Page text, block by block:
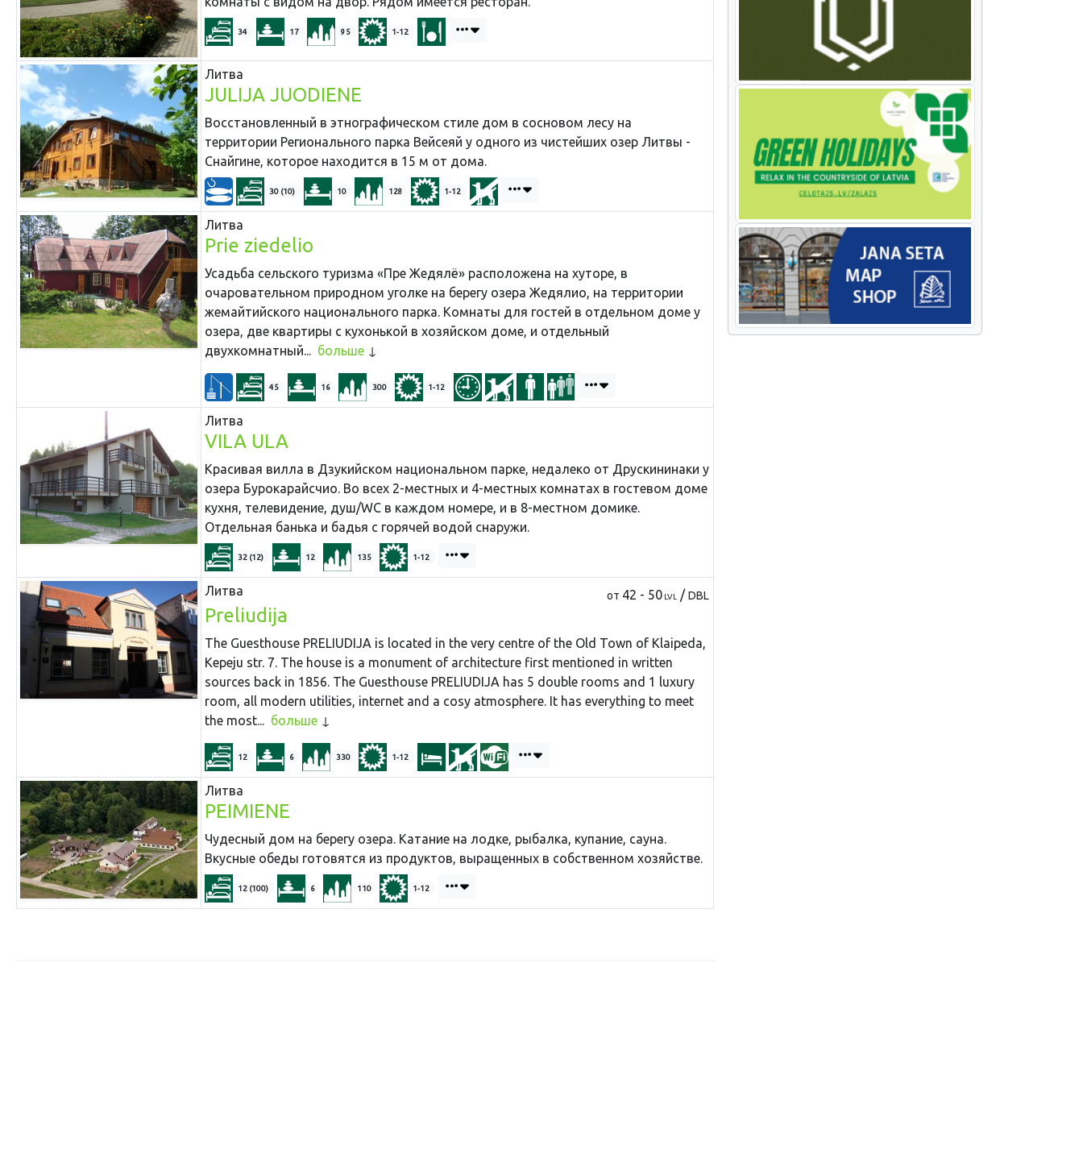
34 17 95 1-12
Литва
JULIJA JUODIENE
Восстановленный в этнографическом стиле дом в сосновом лесу на
территории Регионального парка Вейсеяй у одного из чистейших озер Литвы -
Снайгине, которое находится в 15 м от дома.
30 (10) 10 128 1-12
Литва
Prie ziedelio
Усадьба сельского туризма «Пре Жедялё» расположена на хуторе, в
очаровательном природном уголке на берегу озера Жедялио, на территории
жемайтийского национального парка. Комнаты для гостей в отдельном доме у
озера, две квартиры с кухонькой в хозяйском доме, и отдельный
двухкомнатный... больше
45 16 300 1-12
Литва
VILA ULA
Красивая вилла в Дзукийском национальном парке, недалеко от Друскининаки у
озера Бурокарайсчио. Во всех 2-местных и 4-местных комнатах в гостевом доме
кухня, телевидение, душ/WC в каждом номере, и в 8-местном домике.
Отдельная банька и бадья с горячей водой снаружи.
32 (12) 12 135 1-12
Литва от 42 - 50 LVL /DBL
Preliudija
The Guesthouse PRELIUDIJA is located in the very centre of the Old Town of Klaipeda,
Kepeju str. 7. The house is a monument of architecture first mentioned in written
sources back in 1856. The Guesthouse PRELIUDIJA has 5 double rooms and 1 luxury
room, all modern utilities, internet and a cosy atmosphere. It has everything to meet
the most... больше
12 6 330 1-12
Литва
PEIMIENE
Чудесный дом на берегу озера. Катание на лодке, рыбалка, купание, сауна.
Вкусные обеды готовятся из продуктов, выращенных в собственном хозяйстве.
12 (100) 6 110 1-12